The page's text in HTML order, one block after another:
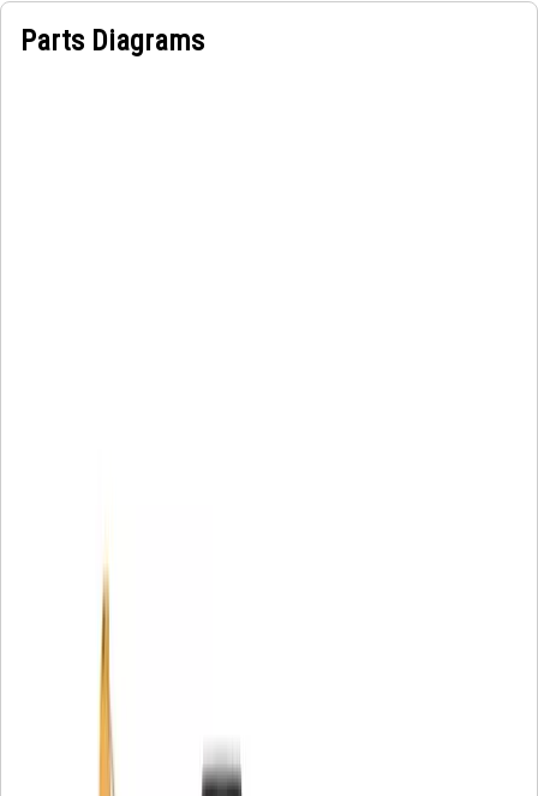
Parts Diagrams